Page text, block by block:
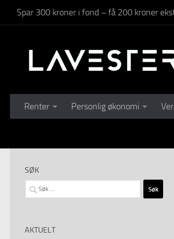
Skip to content
Spar 300 kroner i fond – få 200 kroner
Renter Personlig økonomi
SØK
Søk
etter:
AKTUELT